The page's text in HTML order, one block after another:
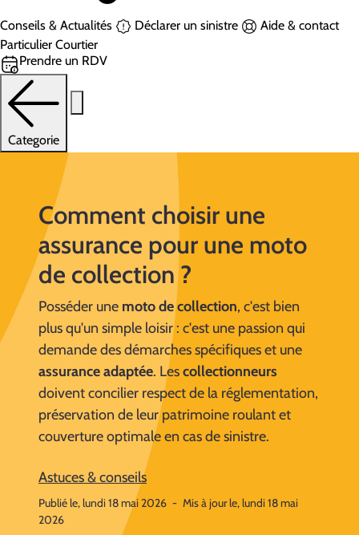
Conseils & Actualités Déclarer un sinistre
Aide & contact
Particulier Courtier
Prendre un RDV
Categorie
Comment choisir une
assurance pour une moto
de collection ?
Posséder une moto de collection, c'est bien
plus qu'un simple loisir : c'est une passion qui
demande des démarches spécifiques et une
assurance adaptée. Lescollectionneurs
doivent concilier respect de la réglementation,
préservation de leur patrimoine roulant et
couverture optimale en cas de sinistre.
Astuces & conseils
Publié le, lundi 18 mai 2026 - Mis à jour le, lundi 18 mai
2026